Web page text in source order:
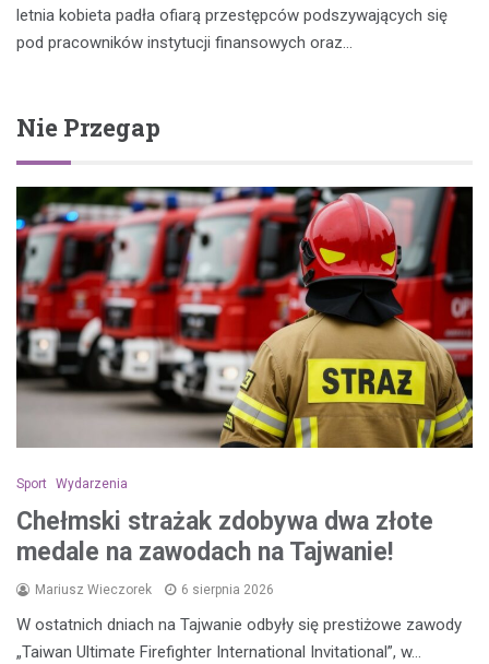
letnia kobieta padła ofiarą przestępców podszywających się
pod pracowników instytucji finansowych oraz…
Nie Przegap
Sport Wydarzenia
Chełmski strażak zdobywa dwa złote
medale na zawodach na Tajwanie!
Mariusz Wieczorek 6 sierpnia 2026
W ostatnich dniach na Tajwanie odbyły się prestiżowe zawody
„Taiwan Ultimate Firefighter International Invitational”, w…